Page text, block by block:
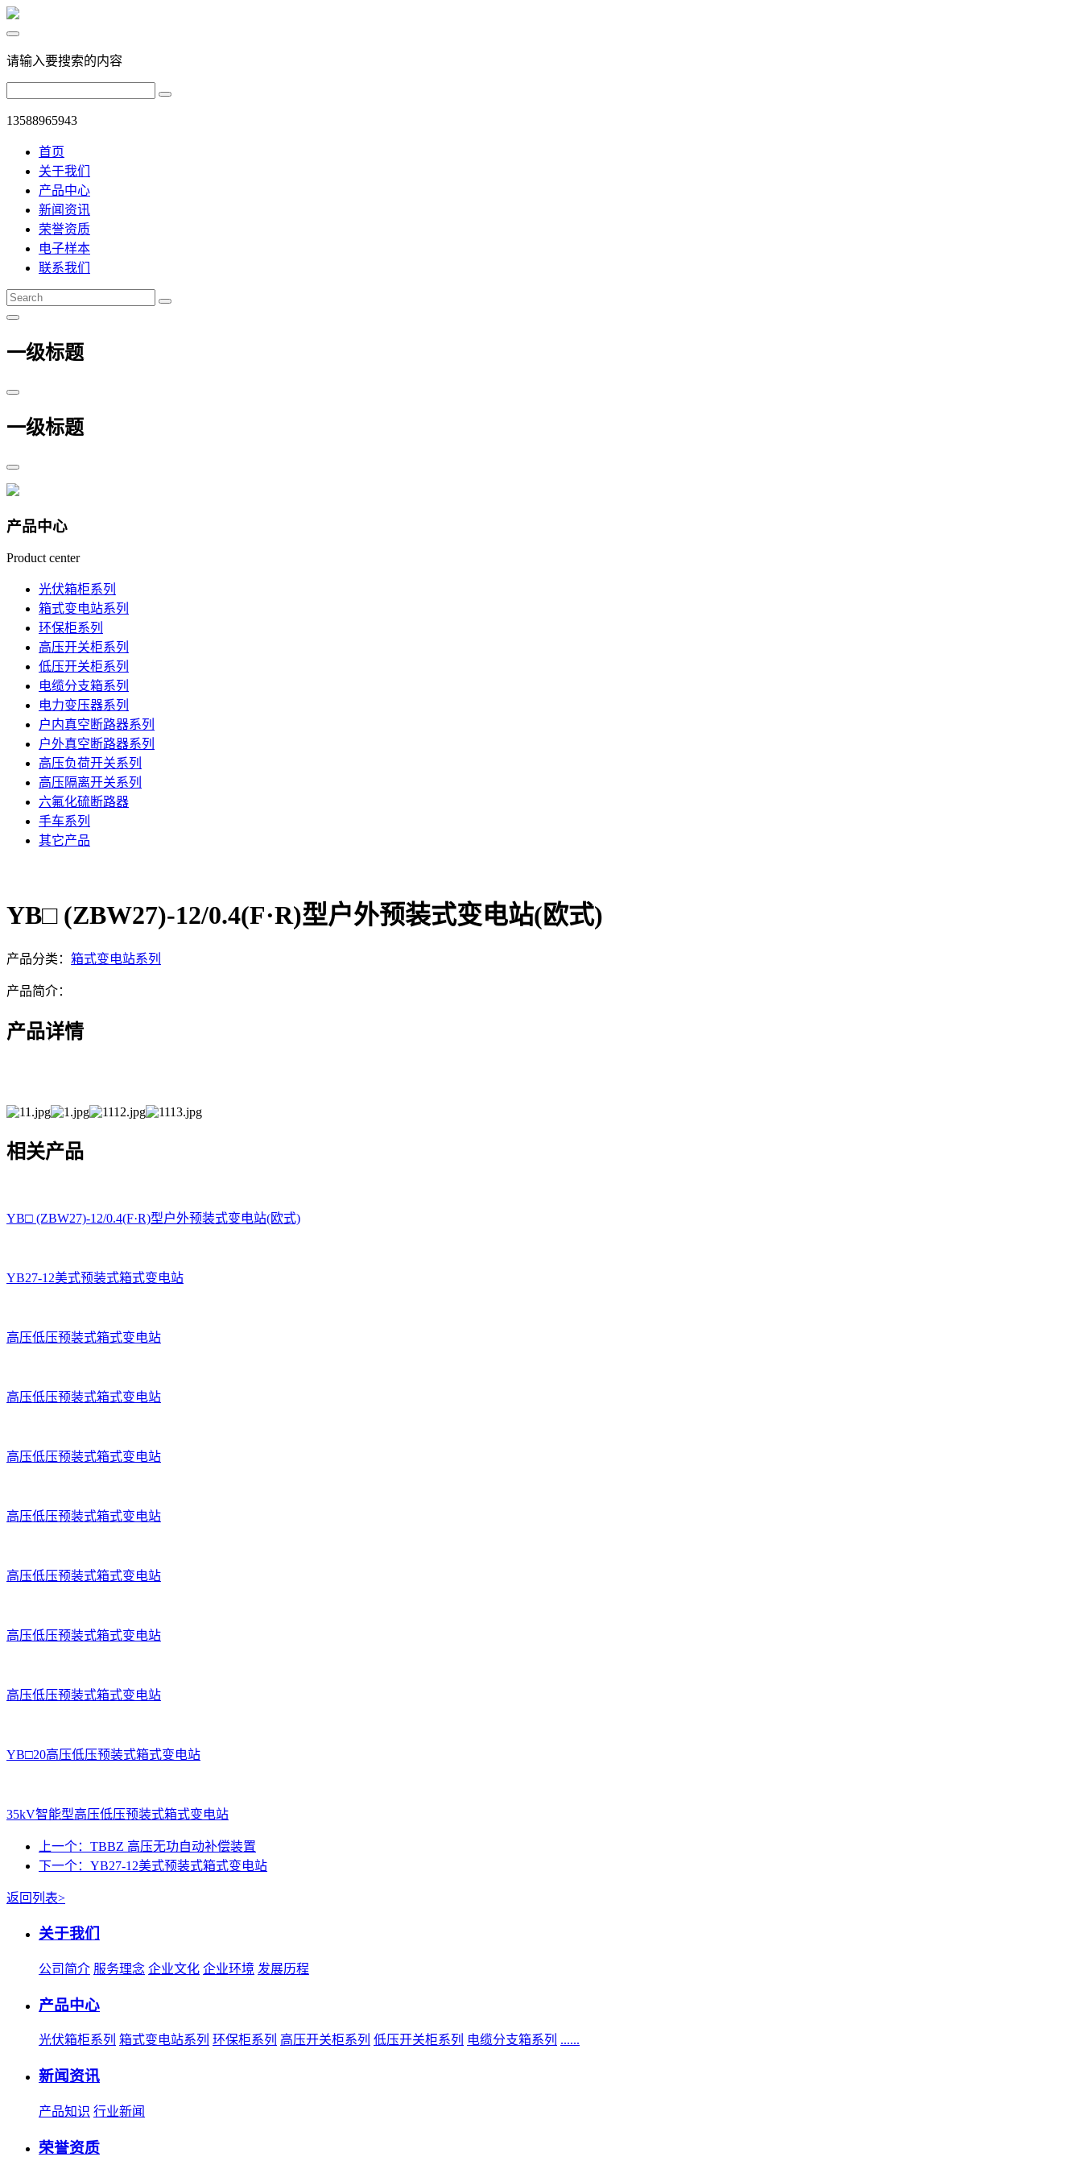
请输入要搜索的内容
13588965943
首页
关于我们
产品中心
新闻资讯
荣誉资质
电子样本
联系我们
一级标题
一级标题
产品中心
Product center
光伏箱柜系列
箱式变电站系列
环保柜系列
高压开关柜系列
低压开关柜系列
电缆分支箱系列
电力变压器系列
户内真空断路器系列
户外真空断路器系列
高压负荷开关系列
高压隔离开关系列
六氟化硫断路器
手车系列
其它产品
YB□ (ZBW27)-12/0.4(F·R)型户外预装式变电站(欧式)
产品分类： 箱式变电站系列
产品简介：
产品详情
相关产品
YB□ (ZBW27)-12/0.4(F·R)型户外预装式变电站(欧式)
YB27-12美式预装式箱式变电站
高压低压预装式箱式变电站
高压低压预装式箱式变电站
高压低压预装式箱式变电站
高压低压预装式箱式变电站
高压低压预装式箱式变电站
高压低压预装式箱式变电站
高压低压预装式箱式变电站
YB□20高压低压预装式箱式变电站
35kV智能型高压低压预装式箱式变电站
上一个：TBBZ 高压无功自动补偿装置
下一个：YB27-12美式预装式箱式变电站
返回列表>
关于我们
公司简介 服务理念 企业文化 企业环境 发展历程
产品中心
光伏箱柜系列 箱式变电站系列 环保柜系列 高压开关柜系列 低压开关柜系列 电缆分支箱系列 ......
新闻资讯
产品知识 行业新闻
荣誉资质